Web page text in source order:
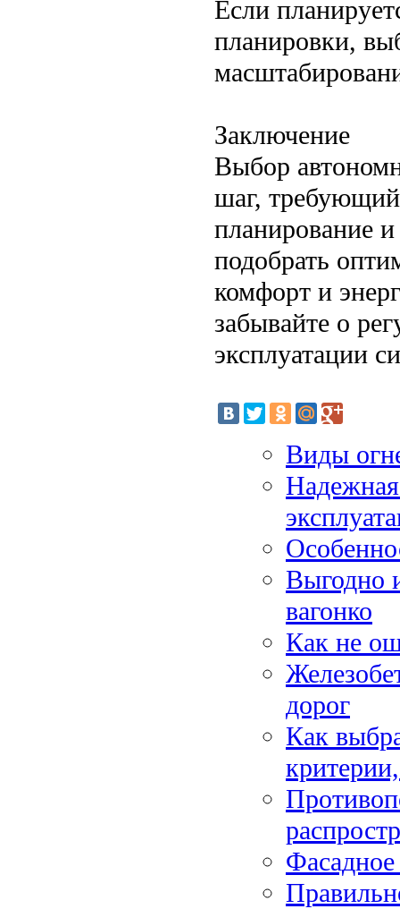
Если
планировки,
Заключение
Выбор
шаг, требующий
планирование
подобрать
комфорт и
забывайте о
эксплуатации
Виды
Выгодно
вагонко
Как не
дорог
Как
Фасадное